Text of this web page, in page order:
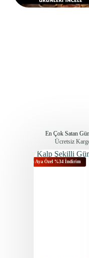
En Çok Satan
Ücretsiz
Bu Aya Özel %34 İndirim